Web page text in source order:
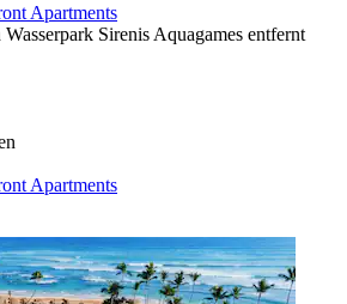
Apartments
Sirenis Aquagames entfernt
Apartments